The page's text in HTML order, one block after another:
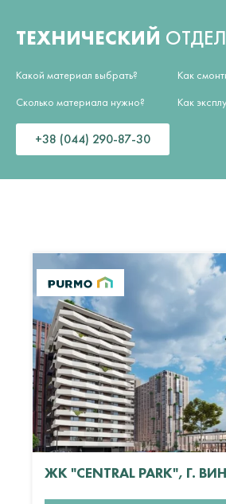
ТЕХНИЧЕСКИЙ ОТДЕЛ
Какой материал выбрать?
Сколько материала нужно?
Как
Как
+38 (044) 290-87-30
ЖК "CENTRAL PARK", Г.